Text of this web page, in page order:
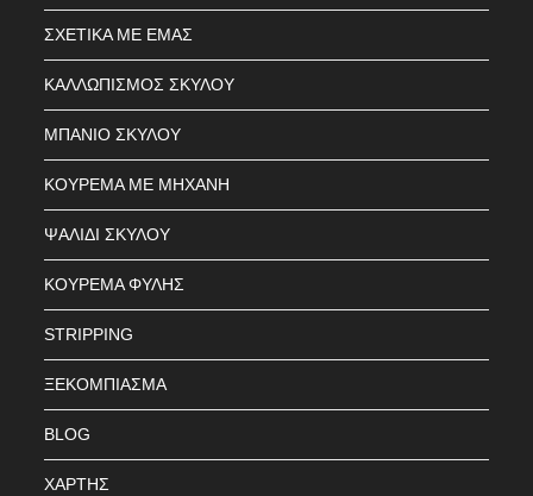
ΣΧΕΤΙΚΑ ΜΕ ΕΜΑΣ
ΚΑΛΛΩΠΙΣΜΟΣ ΣΚΥΛΟΥ
ΜΠΑΝΙΟ ΣΚΥΛΟΥ
ΚΟΥΡΕΜΑ ΜΕ ΜΗΧΑΝΗ
ΨΑΛΙΔΙ ΣΚΥΛΟΥ
ΚΟΥΡΕΜΑ ΦΥΛΗΣ
STRIPPING
ΞΕΚΟΜΠΙΑΣΜΑ
BLOG
ΧΑΡΤΗΣ